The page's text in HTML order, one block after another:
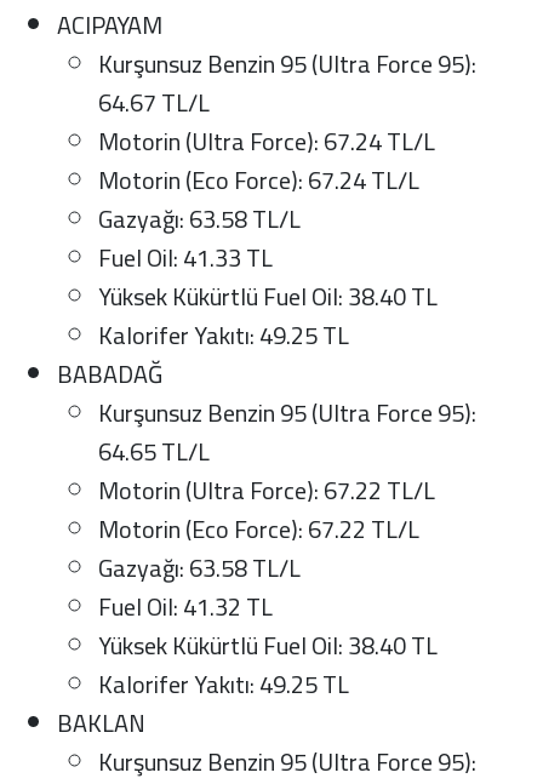
ACIPAYAM
Kurşunsuz Benzin 95 (Ultra Force 95):
64.67 TL/L
Motorin (Ultra Force): 67.24 TL/L
Motorin (Eco Force): 67.24 TL/L
Gazyağı: 63.58 TL/L
Fuel Oil: 41.33 TL
Yüksek Kükürtlü Fuel Oil: 38.40 TL
Kalorifer Yakıtı: 49.25 TL
BABADAĞ
Kurşunsuz Benzin 95 (Ultra Force 95):
64.65 TL/L
Motorin (Ultra Force): 67.22 TL/L
Motorin (Eco Force): 67.22 TL/L
Gazyağı: 63.58 TL/L
Fuel Oil: 41.32 TL
Yüksek Kükürtlü Fuel Oil: 38.40 TL
Kalorifer Yakıtı: 49.25 TL
BAKLAN
Kurşunsuz Benzin 95 (Ultra Force 95):